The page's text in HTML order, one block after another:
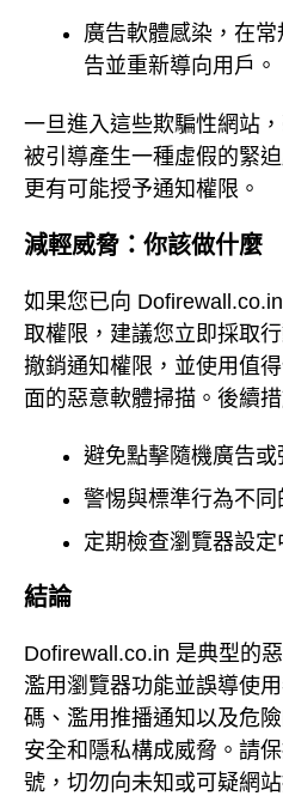
廣告軟體感染，在
告並重新導向用戶。
一旦進入這些欺騙性網站
被引導產生一種虛假的緊
更有可能授予通知權限。
減輕威脅：你該做什麼
如果您已向
取權限，建議您立即採取
撤銷通知權限，並使用值
面的惡意軟體掃描。後續措
避免點擊隨機廣告或
警惕與標準行為不同
定期檢查瀏覽器設定
結論
Dofirewall.co.in 是典型的
濫用瀏覽器功能並誤導使
碼、濫用推播通知以及危
安全和隱私構成威脅。請
號，切勿向未知或可疑網站